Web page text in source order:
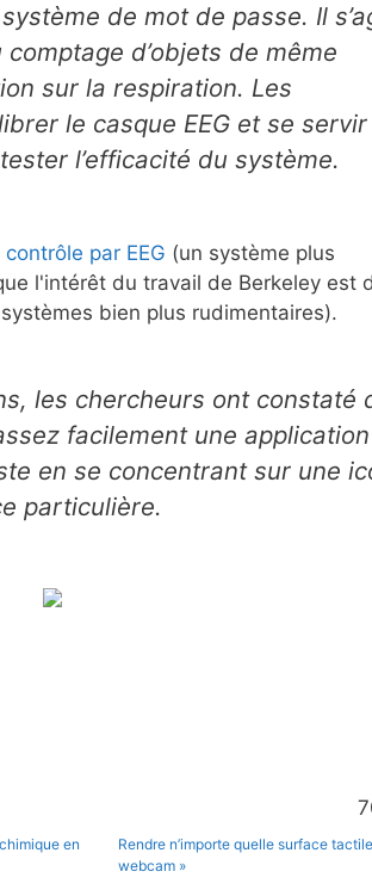
de mot de passe. Il
d’objets de même
sur la respiration. Les
le casque EEG et se
l’efficacité du système.
par EEG (un système plus
l'intérêt du travail de Berkeley est
bien plus rudimentaires).
les chercheurs ont constaté
facilement une
en se concentrant sur une
particulière.
en
Rendre n’importe quelle surface
webcam »